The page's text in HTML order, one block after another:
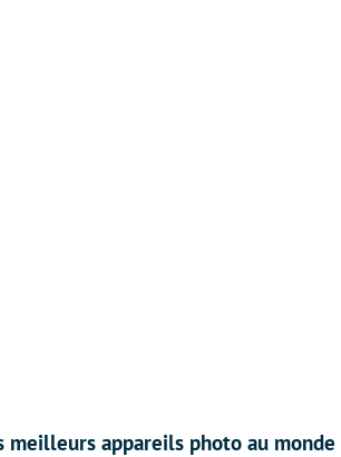
meilleurs appareils photo au